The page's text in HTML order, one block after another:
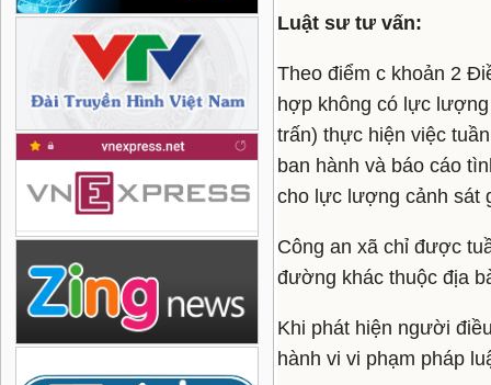
Luật sư tư vấn:
Theo điểm c khoản 2
hợp không có lực
trấn) thực hiện việc
ban hành và báo cáo
cho lực lượng cảnh sát
Công an xã chỉ được
đường khác thuộc địa
Khi phát hiện người
hành vi vi phạm pháp